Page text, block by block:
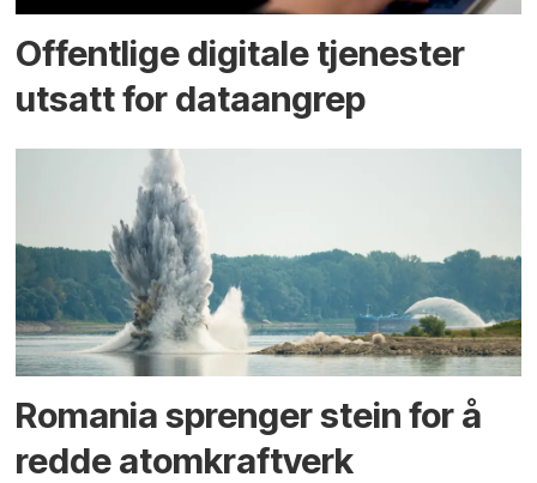
Offentlige digitale tjenester
utsatt for dataangrep
Romania sprenger stein for å
redde atomkraftverk